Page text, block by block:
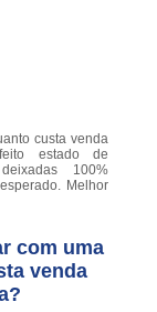
custa venda
estado de
100%
Melhor
com uma
venda